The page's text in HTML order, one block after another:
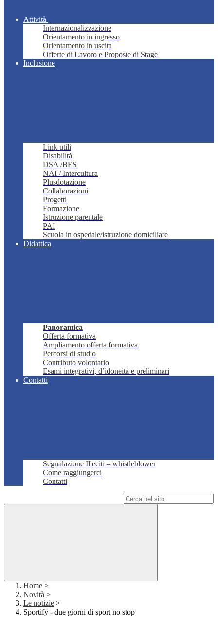
Attività
Internazionalizzazione
Orientamento in ingresso
Orientamento in uscita
Offerte di Lavoro e Proposte di Stage
Inclusione
Link utili
Disabilità
DSA /BES
NAI / Intercultura
Plusdotazione
Collaborazioni
Progetti
Formazione
Istruzione parentale
PAI
Scuola in ospedale/istruzione domiciliare
Didattica
Panoramica
Offerta formativa
Ampliamento offerta formativa
Percorsi di studio
Contributo volontario
Esami integrativi, d’idoneità e preliminari
Contatti
Segnalazione Illeciti – whistleblower
Come raggiungerci
Contatti
Home >
Novità >
Le notizie >
Sportify - due giorni di sport no stop